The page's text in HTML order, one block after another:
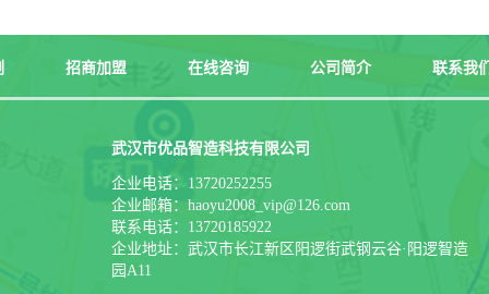
招商加盟 在线咨询 公司简介 联系我
武汉市优品智造科技有限公司
企业电话：13720252255
企业邮箱：haoyu2008_vip@126.com
联系电话：13720185922
企业地址：武汉市长江新区阳逻街武钢云谷·阳逻智造
园A11